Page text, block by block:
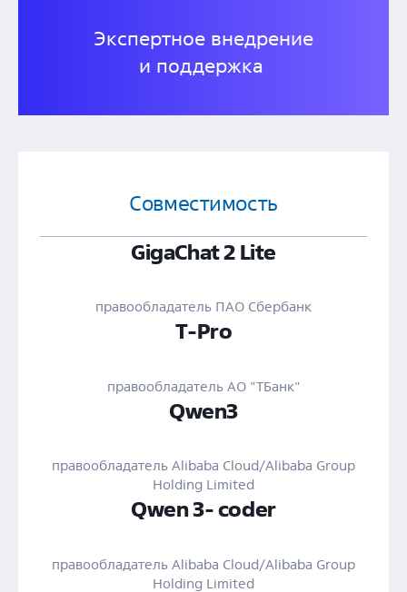
Экспертное внедрение
и поддержка
Совместимость
GigaChat 2 Lite
правообладатель ПАО Сбербанк
T-Pro
правообладатель АО "ТБанк"
Qwen3
правообладатель Alibaba Cloud/Alibaba Group
Holding Limited
Qwen 3- coder
правообладатель Alibaba Cloud/Alibaba Group
Holding Limited